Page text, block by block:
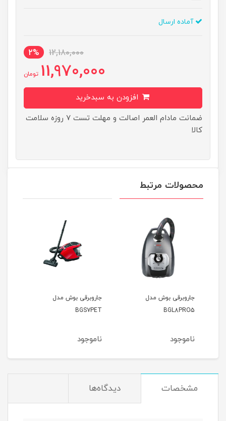
آماده ارسال
12,180,000
2%
11,970,000 تومان
ضمانت مادام العمر اصالت و مهلت تست ۷ روزه سلامت
کالا
محصولات مرتبط
جاروبرقی بوش مدل
BGL8PRO5
ناموجود
جاروبرقی بوش مدل
BGS7PET
ناموجود
مشخصات دیدگاه‌ها